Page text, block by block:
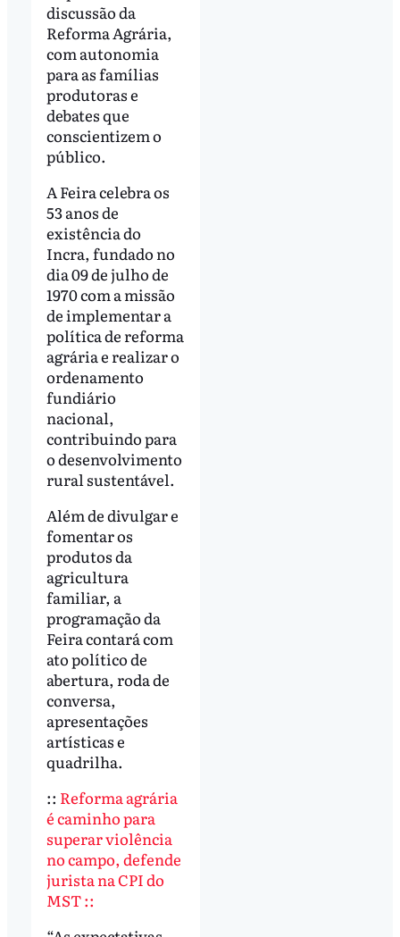
discussão da
Reforma Agrária,
com autonomia
para as famílias
produtoras e
debates que
conscientizem o
público.
A Feira celebra os
53 anos de
existência do
Incra, fundado no
dia 09 de julho de
1970 com a missão
de implementar a
política de reforma
agrária e realizar o
ordenamento
fundiário
nacional,
contribuindo para
o desenvolvimento
rural sustentável.
Além de divulgar e
fomentar os
produtos da
agricultura
familiar, a
programação da
Feira contará com
ato político de
abertura, roda de
conversa,
apresentações
artísticas e
quadrilha.
:: Reforma agrária
é caminho para
superar violência
no campo, defende
jurista na CPI do
MST ::